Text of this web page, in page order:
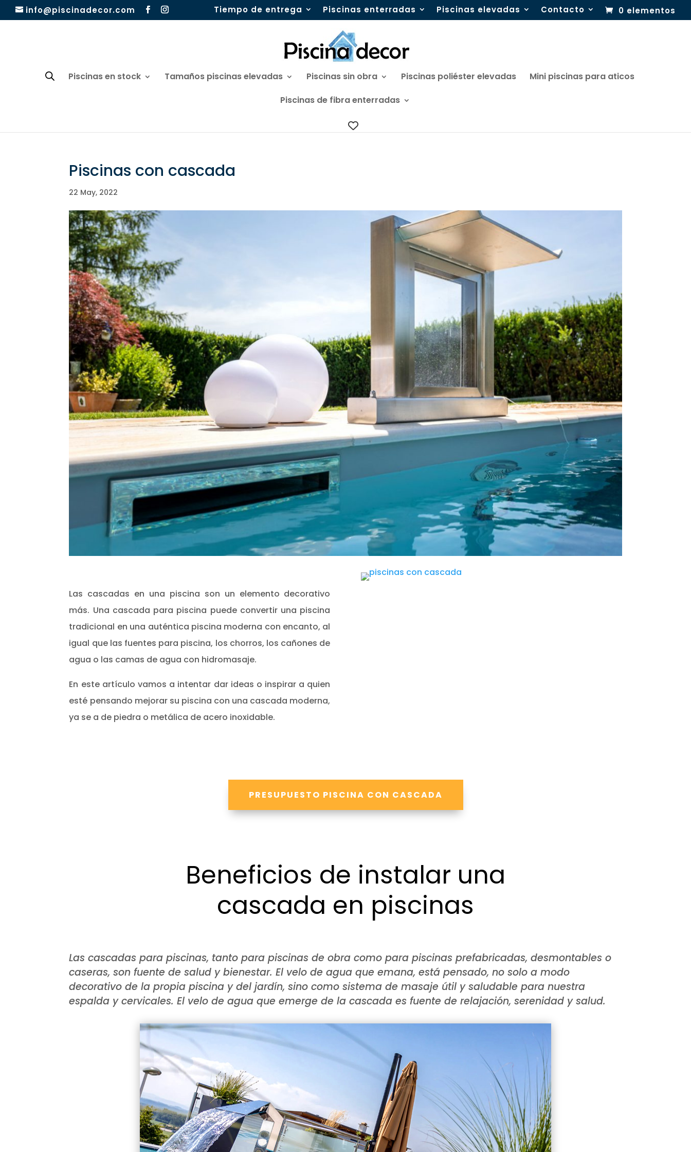
info@piscinadecor.com Tiempo de entrega Piscinas enterradas Piscinas elevadas Contacto 0 elementos
Piscinas en stock Tamaños piscinas elevadas Piscinas sin obra Piscinas poliéster elevadas
Mini piscinas para aticos
Piscinas de fibra enterradas
Piscinas con cascada
22 May, 2022
Las cascadas en una piscina son un elemento decorativo
más. Una cascada para piscina puede convertir una piscina
tradicional en una auténtica piscina moderna con encanto, al
igual que las fuentes para piscina, los chorros, los cañones de
agua o las camas de agua con hidromasaje.
En este artículo vamos a intentar dar ideas o inspirar a quien
esté pensando mejorar su piscina con una cascada moderna,
ya se a de piedra o metálica de acero inoxidable.
PRESUPUESTO PISCINA CON CASCADA
Beneficios de instalar una
cascada en piscinas
Las cascadas para piscinas, tanto para piscinas de obra como para piscinas prefabricadas, desmontables o
caseras, son fuente de salud y bienestar. El velo de agua que emana, está pensado, no solo a modo
decorativo de la propia piscina y del jardín, sino como sistema de masaje útil y saludable para nuestra
espalda y cervicales. El velo de agua que emerge de la cascada es fuente de relajación, serenidad y salud.